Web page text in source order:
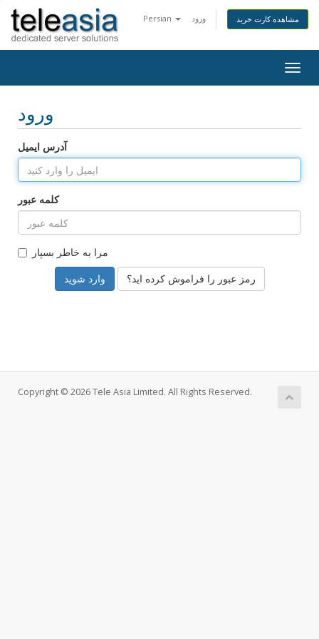
Persian ورود مشاهده کارت خرید
ورود
آدرس ایمیل
کلمه عبور
مرا به خاطر بسپار
رمز عبور را فراموش کرده اید؟
Copyright © 2026 Tele Asia Limited. All Rights Reserved.